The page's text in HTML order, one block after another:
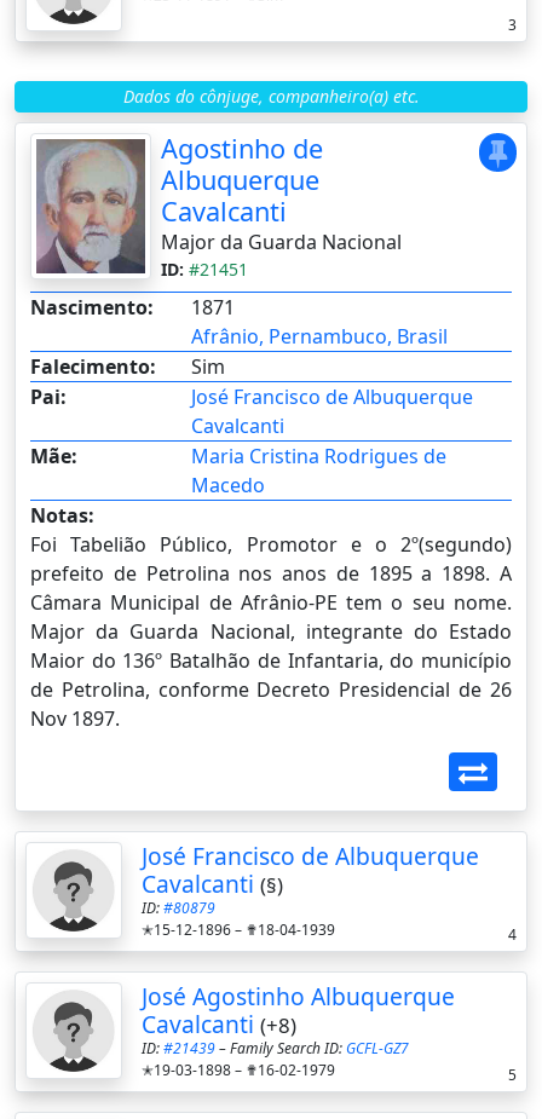
3
Dados do cônjuge, companheiro(a) etc.
Agostinho de
Albuquerque
Cavalcanti
Major da Guarda Nacional
ID: #21451
Nascimento:
1871
Afrânio, Pernambuco, Brasil
Falecimento:
Sim
Pai:
José Francisco de Albuquerque
Cavalcanti
Mãe:
Maria Cristina Rodrigues de
Macedo
Notas:
Foi Tabelião Público, Promotor e o 2º(segundo)
prefeito de Petrolina nos anos de 1895 a 1898. A
Câmara Municipal de Afrânio-PE tem o seu nome.
Major da Guarda Nacional, integrante do Estado
Maior do 136º Batalhão de Infantaria, do município
de Petrolina, conforme Decreto Presidencial de 26
Nov 1897.
José Francisco de Albuquerque
Cavalcanti (§)
ID:#80879
✭15-12-1896 – ✟18-04-1939 4
José Agostinho Albuquerque
Cavalcanti (+8)
ID:#21439– Family Search ID:GCFL-GZ7
✭19-03-1898 – ✟16-02-1979 5